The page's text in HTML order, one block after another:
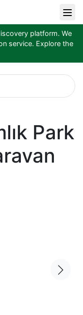
platform. We
service. Explore the
Park